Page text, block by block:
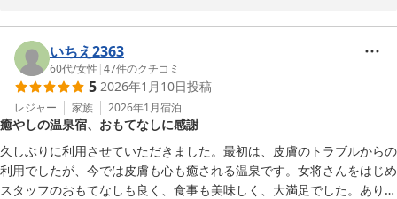
した。
初めての日帰り入浴の印象を覚えていてくださり、また泉質と接
客、料理のお褒めの言葉をいただき大変嬉しく思います。
お部屋のお風呂を気に入って何度も入ってくださったとのこと、泉
質を存分に楽しんでいただけたようで何よりです。
次回はぜひご家族でゆっくりとお過ごしいただければと存じます。
スタッフ一同、心よりお待ちしております。
いちえ2363
60代/女性 |47件のクチコミ
5 2026年1月10日投稿
レジャー 家族 2026年1月宿泊
癒やしの温泉宿、おもてなしに感謝
久しぶりに利用させていただきました。最初は、皮膚のトラブルからの
利用でしたが、今では皮膚も心も癒される温泉です。女将さんをはじめ
スタッフのおもてなしも良く、食事も美味しく、大満足でした。ありが